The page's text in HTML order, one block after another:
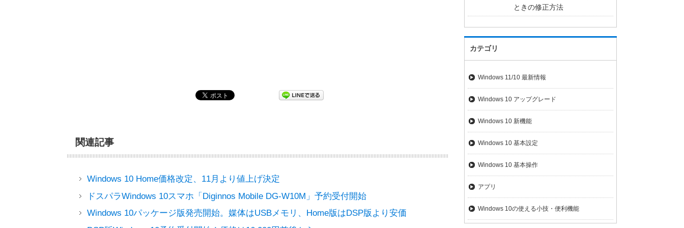
関連記事
Windows 10 Home価格改定、11月より値上げ決定
ドスパラWindows 10スマホ「Diginnos Mobile DG-W10M」予約受付開始
Windows 10パッケージ版発売開始。媒体はUSBメモリ、Home版はDSP版より安価
ときの修正方法
カテゴリ
Windows 11/10 最新情報
Windows 10 アップグレード
Windows 10 新機能
Windows 10 基本設定
Windows 10 基本操作
アプリ
Windows 10の使える小技・便利機能